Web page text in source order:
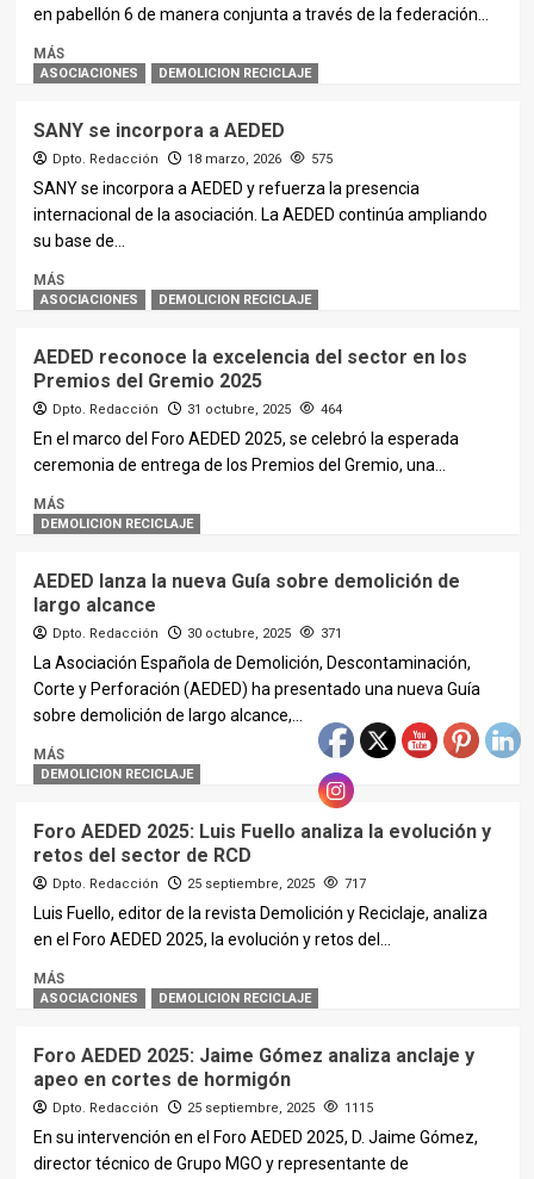
en pabellón 6 de manera conjunta a través de la federación...
MÁS
ASOCIACIONES DEMOLICION RECICLAJE
SANY se incorpora a AEDED
Dpto. Redacción 18 marzo, 2026 575
SANY se incorpora a AEDED y refuerza la presencia
internacional de la asociación. La AEDED continúa ampliando
su base de...
MÁS
ASOCIACIONES DEMOLICION RECICLAJE
AEDED reconoce la excelencia del sector en los
Premios del Gremio 2025
Dpto. Redacción 31 octubre, 2025 464
En el marco del Foro AEDED 2025, se celebró la esperada
ceremonia de entrega de los Premios del Gremio, una...
MÁS
DEMOLICION RECICLAJE
AEDED lanza la nueva Guía sobre demolición de
largo alcance
Dpto. Redacción 30 octubre, 2025 371
La Asociación Española de Demolición, Descontaminación,
Corte y Perforación (AEDED) ha presentado una nueva Guía
sobre demolición de largo alcance,...
MÁS
DEMOLICION RECICLAJE
Foro AEDED 2025: Luis Fuello analiza la evolución y
retos del sector de RCD
Dpto. Redacción 25 septiembre, 2025 717
Luis Fuello, editor de la revista Demolición y Reciclaje, analiza
en el Foro AEDED 2025, la evolución y retos del...
MÁS
ASOCIACIONES DEMOLICION RECICLAJE
Foro AEDED 2025: Jaime Gómez analiza anclaje y
apeo en cortes de hormigón
Dpto. Redacción 25 septiembre, 2025 1115
En su intervención en el Foro AEDED 2025, D. Jaime Gómez,
director técnico de Grupo MGO y representante de